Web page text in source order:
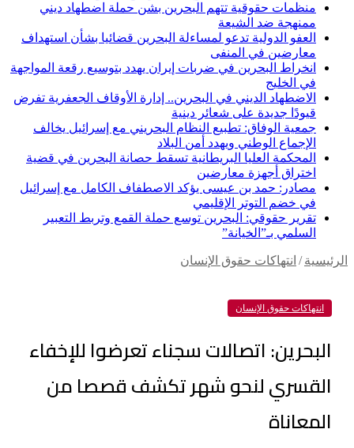
منظمات حقوقية تتهم البحرين بشن حملة اضطهاد ديني
ممنهجة ضد الشيعة
العفو الدولية تدعو لمساءلة البحرين قضائيا بشأن استهداف
معارضين في المنفى
انخراط البحرين في ضربات إيران يهدد بتوسيع رقعة المواجهة
في الخليج
الاضطهاد الديني في البحرين.. إدارة الأوقاف الجعفرية تفرض
قيودًا جديدة على شعائر دينية
جمعية الوفاق: تطبيع النظام البحريني مع إسرائيل يخالف
الإجماع الوطني ويهدد أمن البلاد
المحكمة العليا البريطانية تسقط حصانة البحرين في قضية
اختراق أجهزة معارضين
مصادر: حمد بن عيسى يؤكد الاصطفاف الكامل مع إسرائيل
في خضم التوتر الإقليمي
تقرير حقوقي: البحرين توسع حملة القمع وتربط التعبير
السلمي بـ”الخيانة”
الرئيسية /انتهاكات حقوق الإنسان
انتهاكات حقوق الإنسان
البحرين: اتصالات سجناء تعرضوا للإخفاء
القسري لنحو شهر تكشف قصصا من
المعاناة